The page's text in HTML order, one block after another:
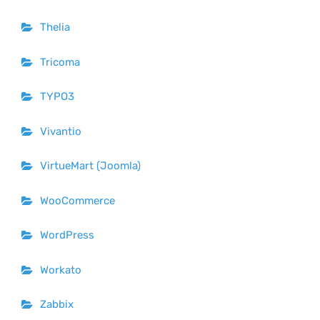
Thelia
Tricoma
TYPO3
Vivantio
VirtueMart (Joomla)
WooCommerce
WordPress
Workato
Zabbix